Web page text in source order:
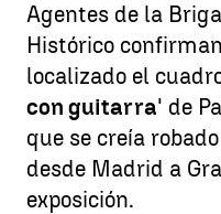
Agentes de la
Histórico
localizado el
con guitarra' de
que se creía
desde Madrid a
exposición.